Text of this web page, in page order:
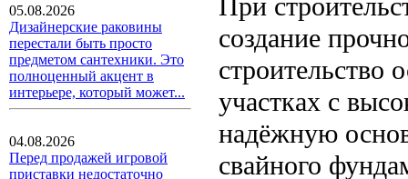
05.08.2026
Дизайнерские раковины
перестали быть просто
предметом сантехники. Это
полноценный акцент в
интерьере, который может...
04.08.2026
Перед продажей игровой
приставки недостаточно
При
создание
строительство
участках с
надёжную
свайного